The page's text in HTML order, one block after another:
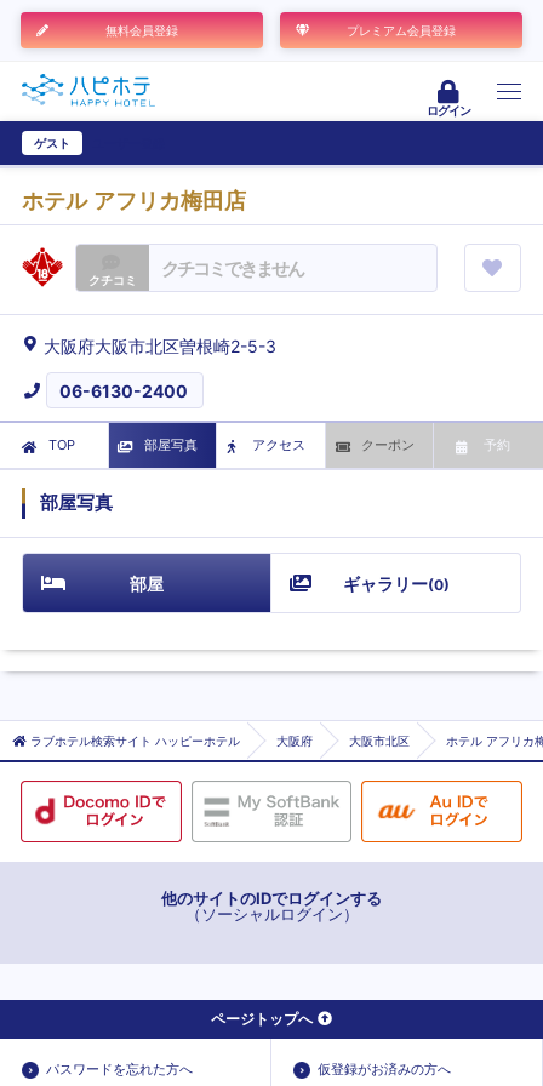
無料会員登録 プレミアム会員登録
ログイン
ゲスト
ホテル アフリカ梅田店
クチコミ クチコミできません
大阪府大阪市北区曽根崎2-5-3
06-6130-2400
TOP 部屋写真 アクセス クーポン 予約
部屋写真
部屋 ギャラリー(0)
ラブホテル検索サイト ハッピーホテル 大阪府 大阪市北区 ホテル アフリカ
他のサイトのIDでログインする
（ソーシャルログイン）
ページトップへ
パスワードを忘れた方へ 仮登録がお済みの方へ